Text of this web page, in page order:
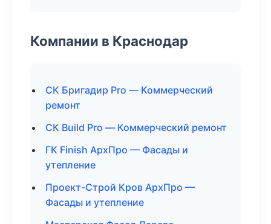
Компании в Краснодар
СК Бригадир Pro — Коммерческий
ремонт
СК Build Pro — Коммерческий ремонт
ГК Finish АрхПро — Фасады и
утепление
Проект-Строй Кров АрхПро —
Фасады и утепление